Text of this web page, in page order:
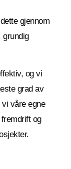
gjennom
grundig
og vi
grad av
våre egne
og